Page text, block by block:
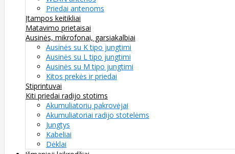
Priedai antenoms
Įtampos keitikliai
Matavimo prietaisai
Ausinės, mikrofonai, garsiakalbiai
Ausinės su K tipo jungtimi
Ausinės su L tipo jungtimi
Ausinės su M tipo jungtimi
Kitos prekės ir priedai
Stiprintuvai
Kiti priedai radijo stotims
Akumuliatorių pakrovėjai
Akumuliatoriai radijo stotelėms
Jungtys
Kabeliai
Dėklai